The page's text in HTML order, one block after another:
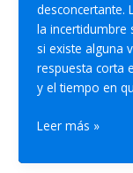
desconcertante.
la
si existe alguna
respuesta corta
y el tiempo en
Qué
si
Leer más »